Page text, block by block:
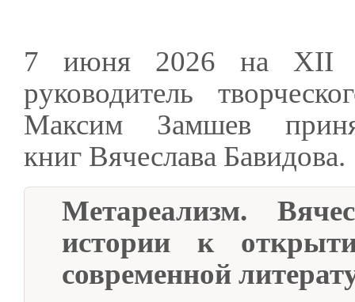
7 июня 2026 на XII
руководитель
Максим Замшев
книг Вячеслава Бавидова.
Метареализм.
истории к
современной